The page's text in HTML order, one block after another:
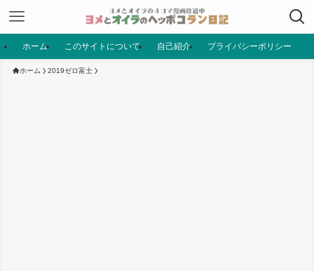
ホーム このサイトについて 自己紹介 プライバシーポリシー
ホーム 2019ゼロ富士